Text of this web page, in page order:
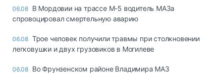
06.08 В Мордовии на трассе М-5 водитель МАЗа
спровоцировал смертельную аварию
06.08 Трое человек получили травмы при столкновении
легковушки и двух грузовиков в Могилеве
06.08 Во Фрунзенском районе Владимира МАЗ